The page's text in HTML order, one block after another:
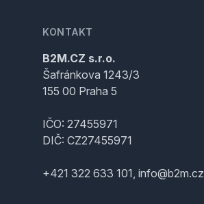
KONTAKT
B2M.CZ s.r.o.
Šafránkova 1243/3
155 00 Praha 5
IČO: 27455971
DIČ: CZ27455971
+421 322 633 101, info@b2m.cz